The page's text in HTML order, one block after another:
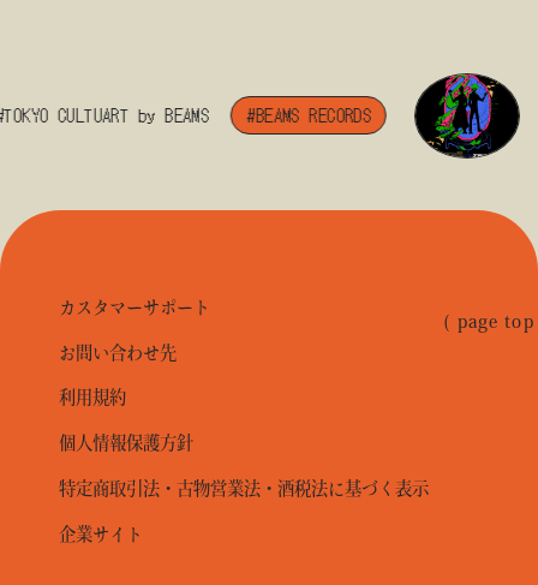
CULTUART by BEAMS #BEAMS RECORDS
( page
カスタマーサポート
お問い合わせ先
利用規約
個人情報保護方針
特定商取引法・古物営業法・酒税法に基づく表示
企業サイト